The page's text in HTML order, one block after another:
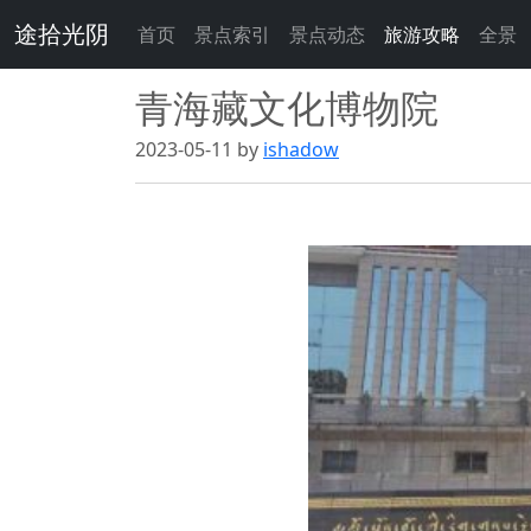
途拾光阴 首页 景点索引 景点动态 旅游攻略 全景
青海藏文化博物院
2023-05-11 by ishadow